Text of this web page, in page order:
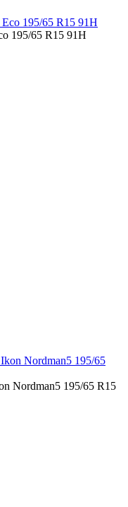
195/65 R15 91H
Nordman5 195/65 R15